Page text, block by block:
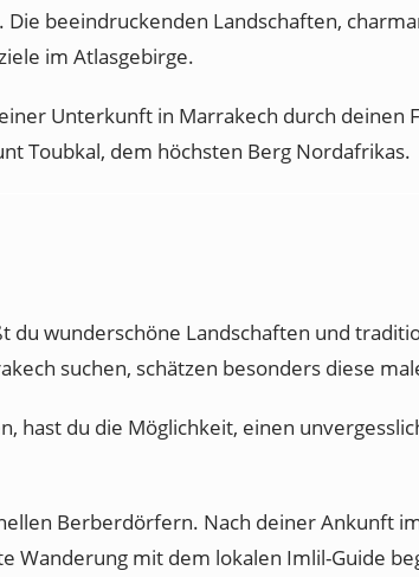
beeindruckenden Landschaften,
im Atlasgebirge.
Unterkunft in Marrakech durch deinen
Toubkal, dem höchsten Berg Nordafrikas.
du wunderschöne Landschaften und
suchen, schätzen besonders diese
hast du die Möglichkeit, einen
Berberdörfern. Nach deiner Ankunft
Wanderung mit dem lokalen Imlil-Guide